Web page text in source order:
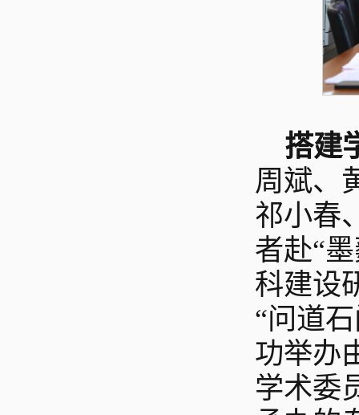
搭建
周斌、
祁小春
者赴“
科建设
“问道
功举办
学术委